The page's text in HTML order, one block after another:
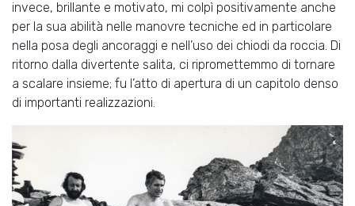
invece, brillante e motivato, mi colpì positivamente anche
per la sua abilità nelle manovre tecniche ed in particolare
nella posa degli ancoraggi e nell’uso dei chiodi da roccia. Di
ritorno dalla divertente salita, ci ripromettemmo di tornare
a scalare insieme; fu l’atto di apertura di un capitolo denso
di importanti realizzazioni.